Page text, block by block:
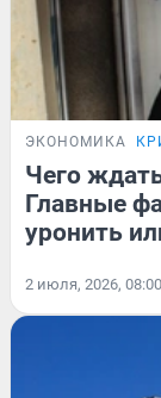
ЭКОНОМИКА
Чего
Главные
уронить
2 июля, 2026, 08:00